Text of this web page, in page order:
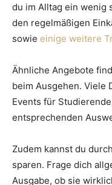
du im Alltag ein wenig
den regelmäßigen
sowie einige weitere
Ähnliche Angebote
beim Ausgehen. Viele
Events für
entsprechenden
Zudem kannst du
sparen. Frage dich
Ausgabe, ob sie